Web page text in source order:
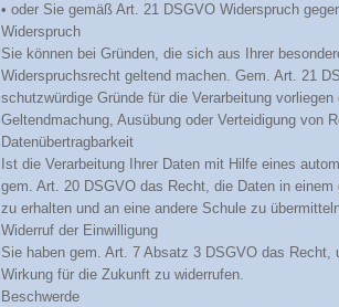
• oder Sie gemäß Art. 21 DSGVO Widerspruch
Widerspruch
Sie können bei Gründen, die sich aus Ihrer
Widerspruchsrecht geltend machen. Gem. Art. 21
schutzwürdige Gründe für die Verarbeitung vorliegen
Geltendmachung, Ausübung oder Verteidigung von
Datenübertragbarkeit
Ist die Verarbeitung Ihrer Daten mit Hilfe eines
gem. Art. 20 DSGVO das Recht, die Daten in
zu erhalten und an eine andere Schule zu
Widerruf der Einwilligung
Sie haben gem. Art. 7 Absatz 3 DSGVO das
Wirkung für die Zukunft zu widerrufen.
Beschwerde